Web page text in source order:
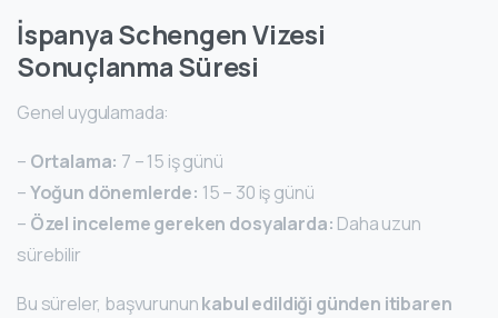
İspanya Schengen Vizesi
Sonuçlanma Süresi
Genel uygulamada:
– Ortalama: 7 – 15 iş günü
–Yoğun dönemlerde: 15 – 30 iş günü
– Özel inceleme gereken dosyalarda: Daha uzun
sürebilir
Bu süreler, başvurununkabul edildiği günden itibaren